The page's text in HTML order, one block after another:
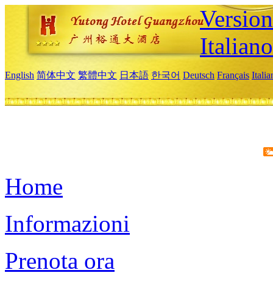
Italiano
English 简体中文 繁體中文 日本語 한국어 Deutsch Français
Home
Informazioni
Prenota ora